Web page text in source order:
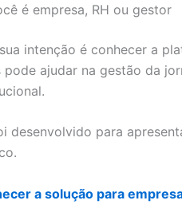
é empresa, RH ou gestor
intenção é conhecer a
pode ajudar na gestão da
desenvolvido para
a solução para